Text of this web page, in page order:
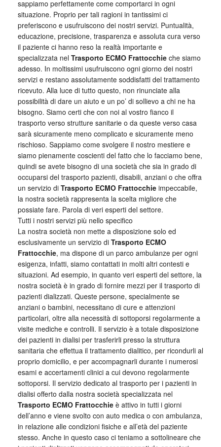
sappiamo perfettamente come comportarci in ogni
situazione. Proprio per tali ragioni in tantissimi ci
preferiscono e usufruiscono dei nostri servizi. Puntualità,
educazione, precisione, trasparenza e assoluta cura verso
il paziente ci hanno reso la realtà importante e
specializzata nel Trasporto ECMO Frattocchieche siamo
adesso. In moltissimi usufruiscono ogni giorno dei nostri
servizi e restano assolutamente soddisfatti del trattamento
ricevuto. Alla luce di tutto questo, non rinunciate alla
possibilità di dare un aiuto e un po’ di sollievo a chi ne ha
bisogno. Siamo certi che con noi al vostro fianco il
trasporto verso strutture sanitarie o da queste verso casa
sarà sicuramente meno complicato e sicuramente meno
rischioso. Sappiamo come svolgere il nostro mestiere e
siamo pienamente coscienti del fatto che lo facciamo bene,
quindi se avete bisogno di una società che sia in grado di
occuparsi del trasporto pazienti, disabili, anziani o che offra
un servizio di Trasporto ECMO Frattocchieimpeccabile,
la nostra società rappresenta la scelta migliore che
possiate fare. Parola di veri esperti del settore.
Tutti i nostri servizi più nello specifico
La nostra società non mette a disposizione solo ed
esclusivamente un servizio di Trasporto ECMO
Frattocchie, ma dispone di un parco ambulanze per ogni
esigenza, infatti, siamo contattati in molti altri contesti e
situazioni. Ad esempio, in quanto veri esperti del settore, la
nostra società è in grado di fornire mezzi per il trasporto di
pazienti dializzati. Queste persone, specialmente se
anziani o bambini, necessitano di cure e attenzioni
particolari, oltre alla necessità di sottoporsi regolarmente a
visite mediche e controlli. Il servizio è a totale disposizione
dei pazienti in dialisi per trasferirli presso la struttura
sanitaria che effettua il trattamento dialitico, per ricondurli al
proprio domicilio, e per accompagnarli durante i numerosi
esami e accertamenti clinici a cui devono regolarmente
sottoporsi. Il servizio dedicato al trasporto per i pazienti in
dialisi offerto dalla nostra società specializzata nel
Trasporto ECMO Frattocchieè attivo in tutti i giorni
dell’anno e viene svolto con auto medica o con ambulanza,
in relazione alle condizioni fisiche e all’età del paziente
stesso. Anche in questo caso ci teniamo a sottolineare che